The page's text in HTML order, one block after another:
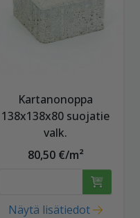
Kartanonoppa
138x138x80 suojatie
valk.
80,50 €/m²
Näytä lisätiedot